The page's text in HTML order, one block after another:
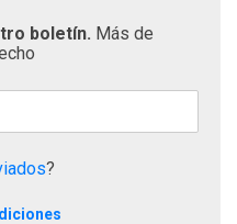
boletín. Más de
?